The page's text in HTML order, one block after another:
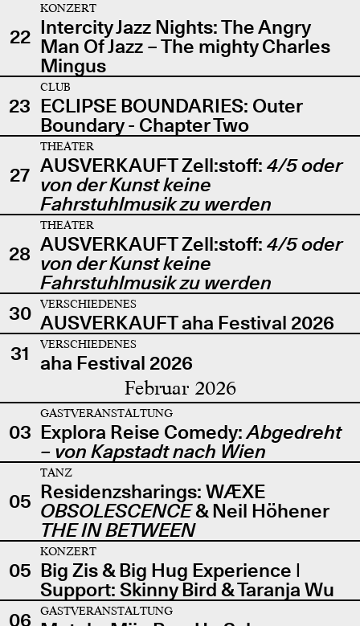
22
KONZERT
Intercity Jazz Nights: The Angry
Man Of Jazz – The mighty Charles
Mingus
23
CLUB
ECLIPSE BOUNDARIES: Outer
Boundary - Chapter Two
27
THEATER
AUSVERKAUFT Zell:stoff: 4/5 oder
von der Kunst keine
Fahrstuhlmusik zu werden
28
THEATER
AUSVERKAUFT Zell:stoff: 4/5 oder
von der Kunst keine
Fahrstuhlmusik zu werden
30
VERSCHIEDENES
AUSVERKAUFT aha Festival 2026
31
VERSCHIEDENES
aha Festival 2026
Februar 2026
03
GASTVERANSTALTUNG
Explora Reise Comedy:Abgedreht
– von Kapstadt nach Wien
05
TANZ
Residenzsharings: WÆXE
OBSOLESCENCE& Neil Höhener
THE IN BETWEEN
05
KONZERT
Big Zis & Big Hug Experience |
Support: Skinny Bird & Taranja Wu
06
GASTVERANSTALTUNG